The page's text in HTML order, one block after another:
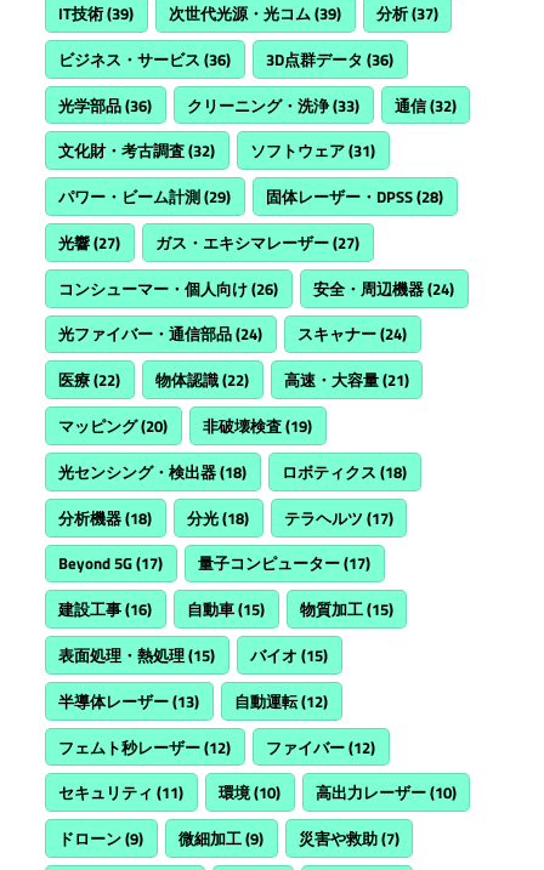
IT技術(39) 次世代光源・光コム(39) 分析(37)
ビジネス・サービス (36) 3D点群データ (36)
光学部品(36) クリーニング・洗浄(33) 通信(32)
文化財・考古調査(32) ソフトウェア(31)
パワー・ビーム計測(29) 固体レーザー・DPSS(28)
光響(27) ガス・エキシマレーザー(27)
コンシューマー・個人向け(26) 安全・周辺機器(24)
光ファイバー・通信部品(24) スキャナー(24)
医療(22) 物体認識(22) 高速・大容量(21)
マッピング(20) 非破壊検査(19)
光センシング・検出器(18) ロボティクス (18)
分析機器(18) 分光(18) テラヘルツ (17)
Beyond 5G(17) 量子コンピューター(17)
建設工事(16) 自動車(15) 物質加工(15)
表面処理・熱処理(15) バイオ (15)
半導体レーザー(13) 自動運転(12)
フェムト秒レーザー(12) ファイバー(12)
セキュリティ (11) 環境(10) 高出力レーザー(10)
ドローン(9) 微細加工(9) 災害や救助(7)